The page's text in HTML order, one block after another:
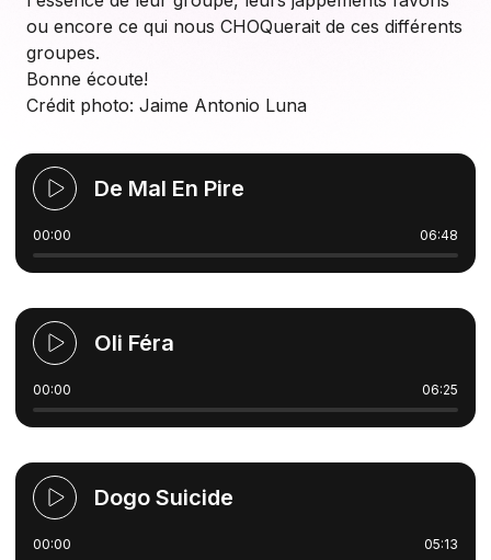
ou encore ce qui nous CHOQuerait de ces différents
groupes.
Bonne écoute!
Crédit photo: Jaime Antonio Luna
De Mal En Pire
00:00 06:48
Oli Féra
00:00 06:25
Dogo Suicide
00:00 05:13